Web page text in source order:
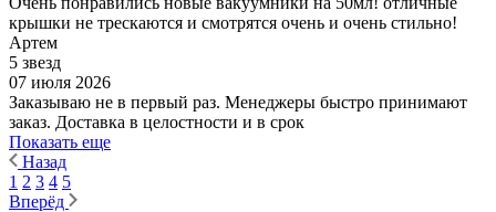
крышки не трескаются и смотрятся очень и очень стильно!
Артем
5 звезд
07 июля 2026
Заказываю не в первый раз. Менеджеры быстро принимают
заказ. Доставка в целостности и в срок
Показать еще
Назад
1 2 3 4 5
Вперёд